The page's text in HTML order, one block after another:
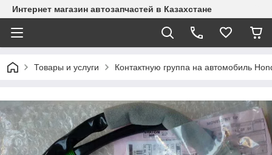
Интернет магазин автозапчастей в Казахстане
Товары и услуги Контактную группа на автомобиль